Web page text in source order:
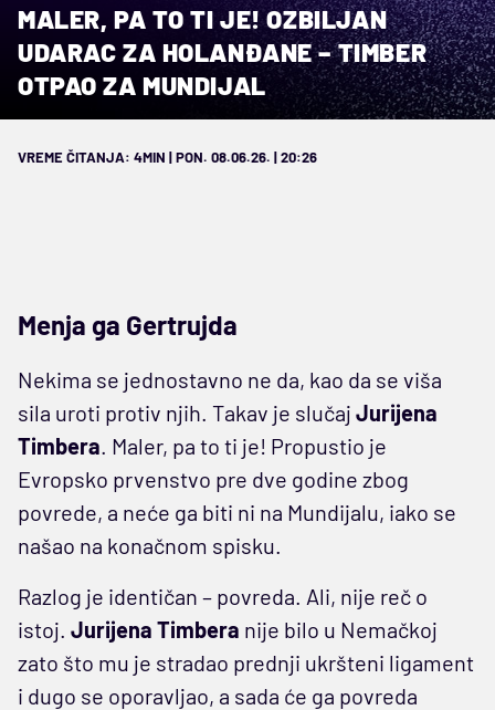
MALER, PA TO TI JE! OZBILJAN
UDARAC ZA HOLANĐANE – TIMBER
OTPAO ZA MUNDIJAL
VREME ČITANJA: 4MIN | PON. 08.06.26. | 20:26
Menja ga Gertrujda
Nekima se jednostavno ne da, kao da se viša
sila uroti protiv njih. Takav je slučaj Jurijena
Timbera . Maler, pa to ti je! Propustio je
Evropsko prvenstvo pre dve godine zbog
povrede, a neće ga biti ni na Mundijalu, iako se
našao na konačnom spisku.
Razlog je identičan – povreda. Ali, nije reč o
istoj. Jurijena Timbera nije bilo u Nemačkoj
zato što mu je stradao prednji ukršteni ligament
i dugo se oporavljao, a sada će ga povreda